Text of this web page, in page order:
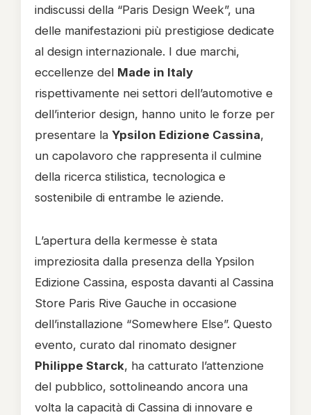
indiscussi della “Paris Design Week”, una
delle manifestazioni più prestigiose dedicate
al design internazionale. I due marchi,
eccellenze del Made in Italy
rispettivamente nei settori dell’automotive e
dell’interior design, hanno unito le forze per
presentare la Ypsilon Edizione Cassina,
un capolavoro che rappresenta il culmine
della ricerca stilistica, tecnologica e
sostenibile di entrambe le aziende.
L’apertura della kermesse è stata
impreziosita dalla presenza della Ypsilon
Edizione Cassina, esposta davanti al Cassina
Store Paris Rive Gauche in occasione
dell’installazione “Somewhere Else”. Questo
evento, curato dal rinomato designer
Philippe Starck, ha catturato l’attenzione
del pubblico, sottolineando ancora una
volta la capacità di Cassina di innovare e